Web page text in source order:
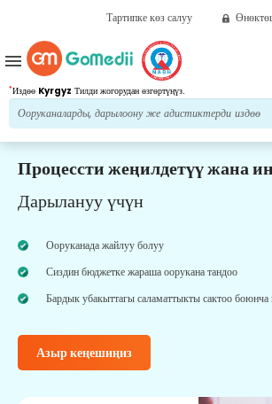
Тартипке көз салуу
*Издөө Kyrgyz Тилди жогорудан өзгөртүңүз.
menu
Процессти жеңилдетүү жана
Дарылануу үчүн
Ооруканада жайлуу болуу
Сиздин бюджетке жараша оорукана тандоо
Бардык убакыттагы саламаттыкты сактоо
Азыр кеңешиңиз